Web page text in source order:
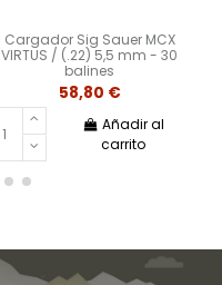
Cargador Sig Sauer MCX
VIRTUS / (.22) 5,5 mm - 30
balines
58,80 €
Añadir al
carrito